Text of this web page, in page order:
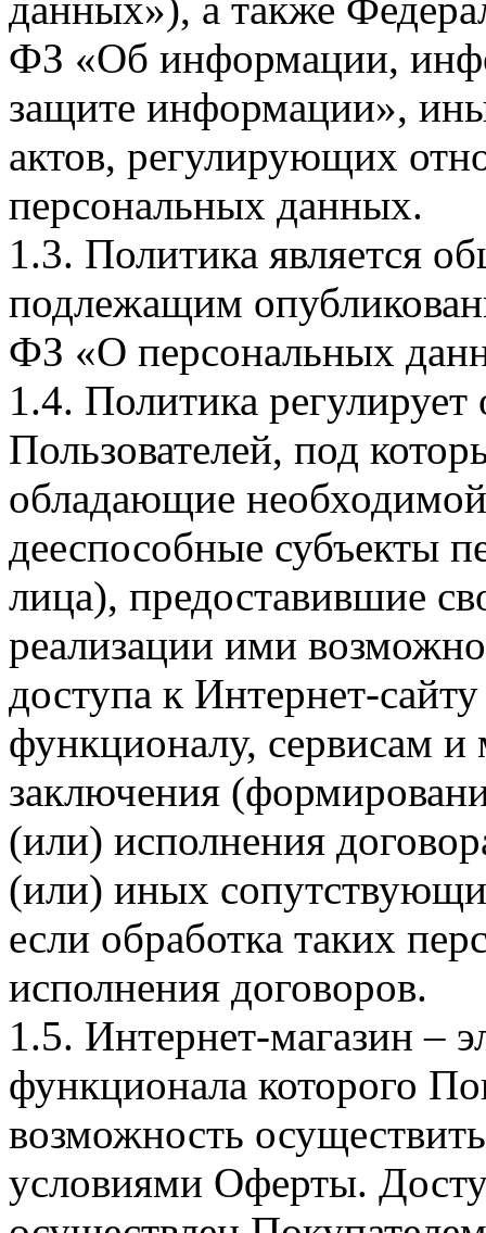
ФЗ «Об информации,
защите информации»,
актов, регулирующих
персональных данных.
1.3. Политика является
подлежащим
ФЗ «О персональных
1.4. Политика
Пользователей, под
обладающие
дееспособные субъекты
лица), предоставившие
реализации ими
доступа к Интернет-
функционалу, сервисам и
заключения
(или) исполнения
(или) иных
если обработка таких
исполнения договоров.
1.5. Интернет-магазин –
функционала которого
возможность
условиями Оферты.